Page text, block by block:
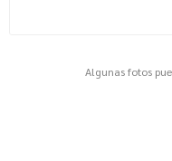
Algunas fotos